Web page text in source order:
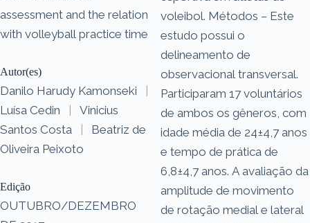
assessment and the relation
with volleyball practice time
Autor(es)
Danilo Harudy Kamonseki
|
Luísa Cedin
|
Vinicius
Santos Costa
|
Beatriz de
Oliveira Peixoto
Edição
OUTUBRO/DEZEMBRO
voleibol. Métodos – Este
estudo possui o
delineamento de
observacional transversal.
Participaram 17 voluntários
de ambos os gêneros, com
idade média de 24±4,7 anos
e tempo de prática de
6,8±4,7 anos. A avaliação da
amplitude de movimento
de rotação medial e lateral